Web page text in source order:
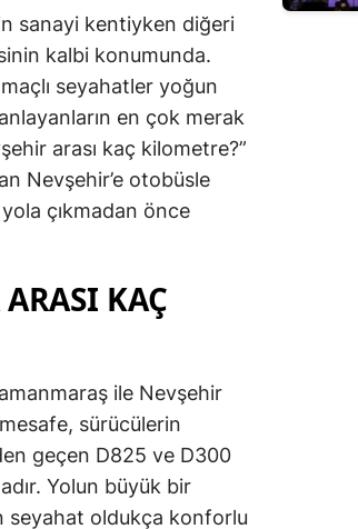
sanayi kentiyken diğeri
kalbi konumunda.
seyahatler yoğun
en çok merak
arası kaç kilometre?”
Nevşehir’e otobüsle
çıkmadan önce
KAÇ
ile Nevşehir
sürücülerin
geçen D825 ve D300
Yolun büyük bir
seyahat oldukça konforlu